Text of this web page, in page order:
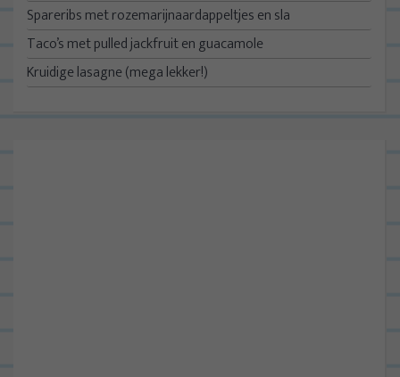
Spareribs met rozemarijnaardappeltjes en sla
Taco’s met pulled jackfruit en guacamole
Kruidige lasagne (mega lekker!)